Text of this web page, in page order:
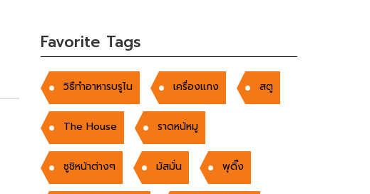
Favorite Tags
วิธืทำอาหารบรูไน เครื่องแกง สตู
The House ราดหน้หมู
ซูชิหน้าต่างๆ มัสมั่น พุดิ๊ง